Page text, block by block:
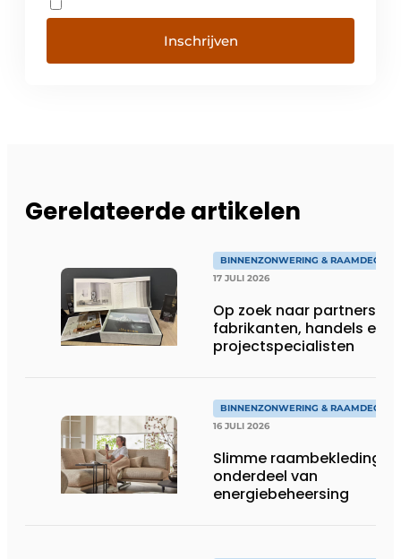
Inschrijven
Gerelateerde artikelen
BINNENZONWERING &
17 JULI 2026
Op zoek naar partners:
fabrikanten, handels en
projectspecialisten
BINNENZONWERING &
16 JULI 2026
Slimme raambekleding
onderdeel van
energiebeheersing